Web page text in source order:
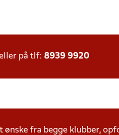
på tlf: 8939 9920
ønske fra begge klubber,